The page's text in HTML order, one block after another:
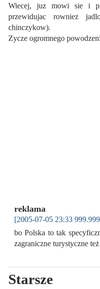
Wiecej, juz mowi sie i
przewidujac rowniez
chinczykow).
Zycze ogromnego
reklama
[2005-07-05 23:33
bo Polska to tak
zagraniczne turystyczne
Starsze